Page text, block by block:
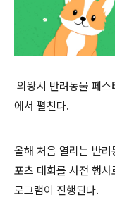
의왕시 반려동물 페스
에서 펼친다.
올해 처음 열리는 반
포츠 대회를 사전 행
로그램이 진행된다.